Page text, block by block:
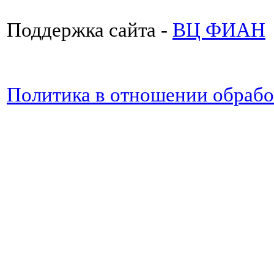
Поддержка сайта - ВЦ ФИАН
Политика в отношении